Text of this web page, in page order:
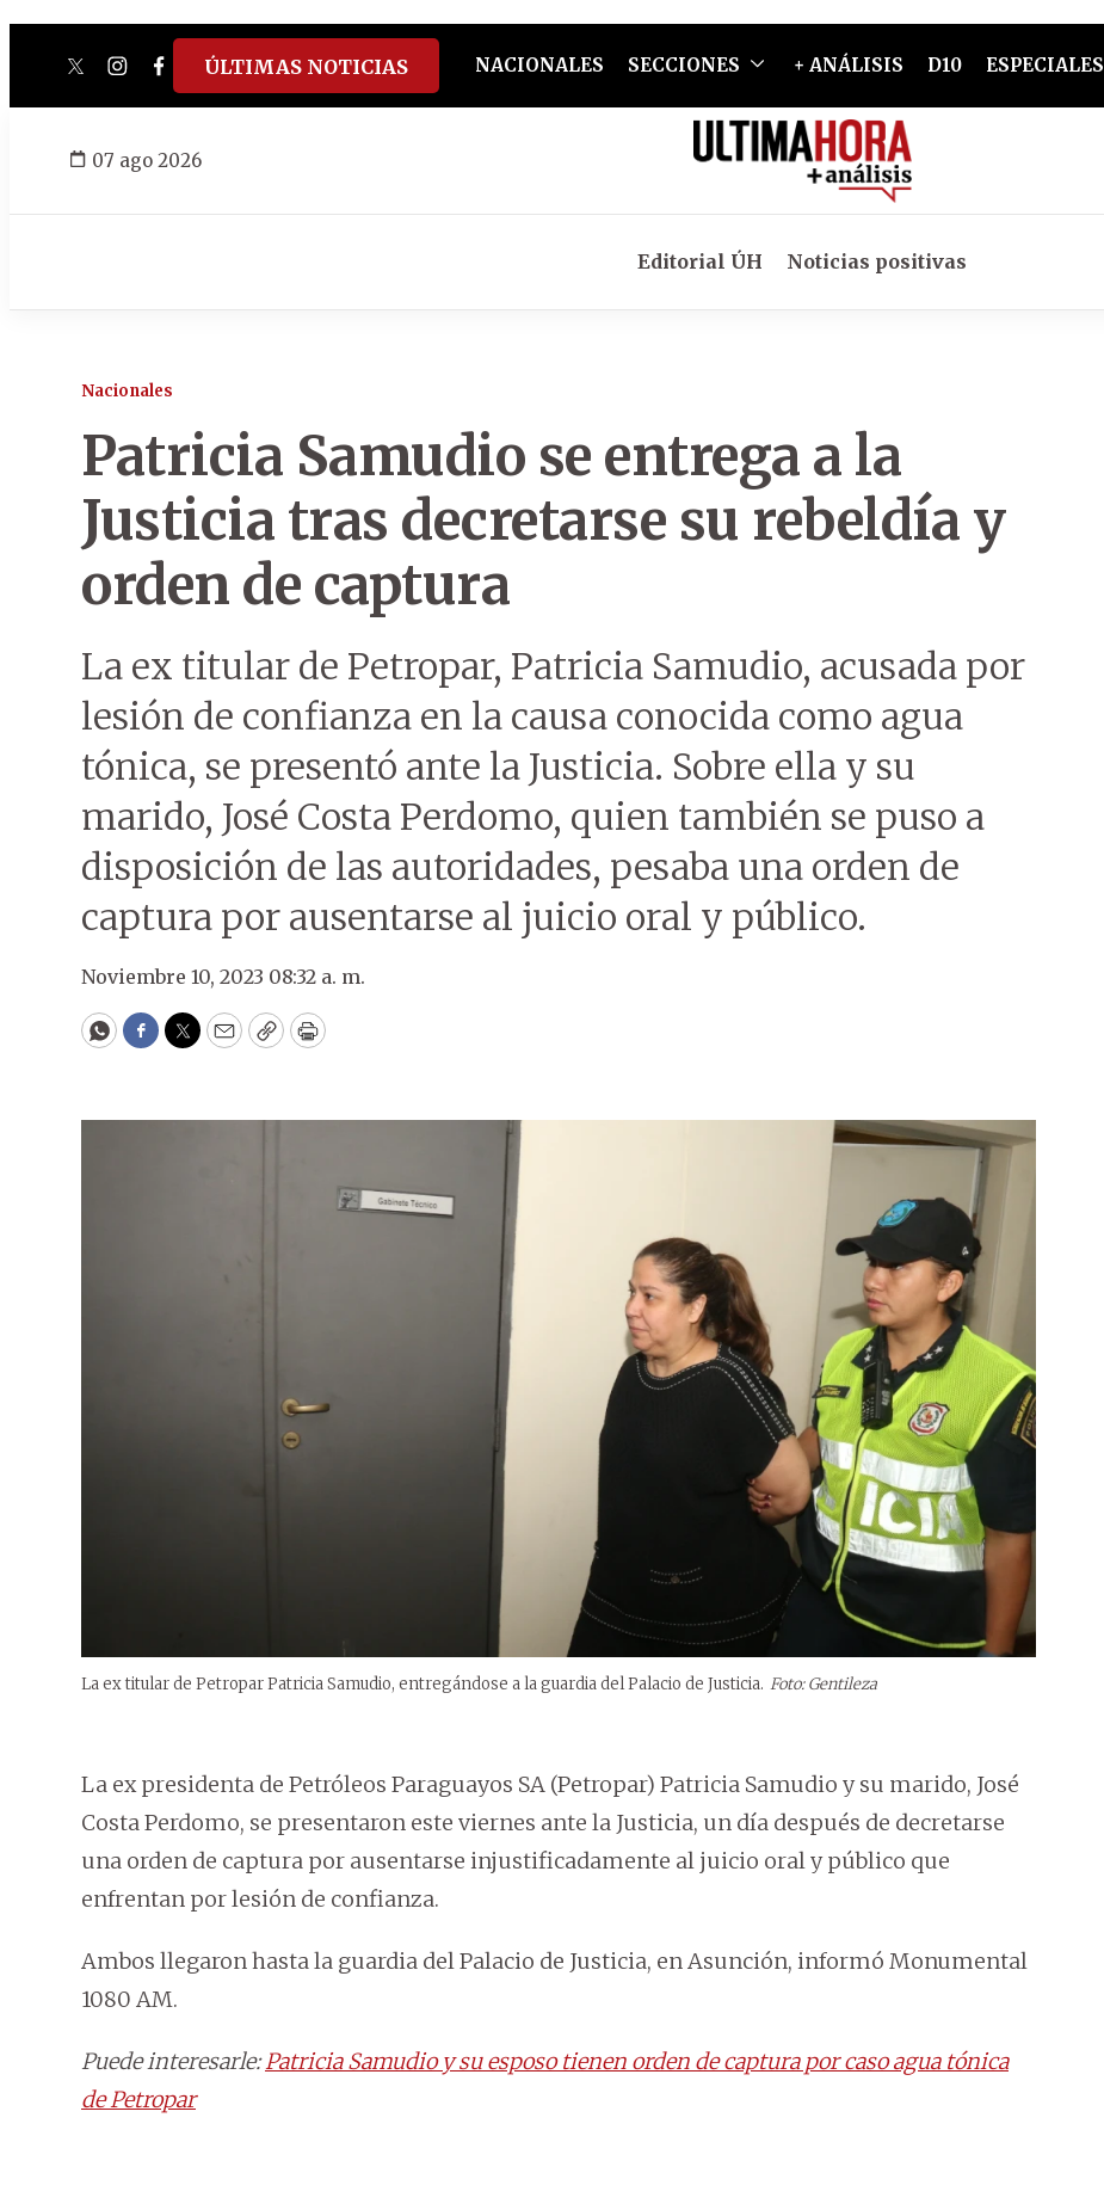
twitterinstagram
facebook
tiktokyoutube
spotify
ÚLTIMAS NOTICIAS NACIONALES SECCIONES + ANÁLISIS D10 ESPECIALES
07 ago 2026
Editorial ÚH Noticias positivas
Nacionales
Patricia Samudio se entrega a la
Justicia tras decretarse su rebeldía y
orden de captura
La ex titular de Petropar, Patricia Samudio, acusada por
lesión de confianza en la causa conocida como agua
tónica, se presentó ante la Justicia. Sobre ella y su
marido, José Costa Perdomo, quien también se puso a
disposición de las autoridades, pesaba una orden de
captura por ausentarse al juicio oral y público.
Noviembre 10, 2023 08:32 a. m.
WhatsApp
Facebook
Twitter
EmailCopyPrint
La ex titular de Petropar Patricia Samudio, entregándose a la guardia del Palacio de Justicia. Foto: Gentileza
La ex presidenta de Petróleos Paraguayos SA (Petropar) Patricia Samudio y su marido, José
Costa Perdomo, se presentaron este viernes ante la Justicia, un día después de decretarse
una orden de captura por ausentarse injustificadamente al juicio oral y público que
enfrentan por lesión de confianza.
Ambos llegaron hasta la guardia del Palacio de Justicia, en Asunción, informó Monumental
1080 AM.
Puede interesarle:Patricia Samudio y su esposo tienen orden de captura por caso agua tónica
de Petropar